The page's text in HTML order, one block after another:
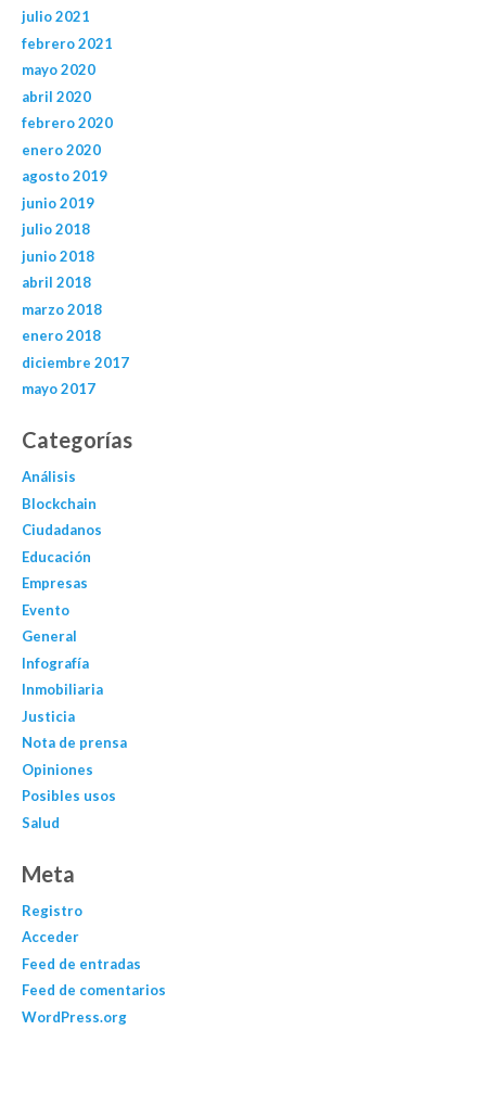
julio 2021
febrero 2021
mayo 2020
abril 2020
febrero 2020
enero 2020
agosto 2019
junio 2019
julio 2018
junio 2018
abril 2018
marzo 2018
enero 2018
diciembre 2017
mayo 2017
Categorías
Análisis
Blockchain
Ciudadanos
Educación
Empresas
Evento
General
Infografía
Inmobiliaria
Justicia
Nota de prensa
Opiniones
Posibles usos
Salud
Meta
Registro
Acceder
Feed de entradas
Feed de comentarios
WordPress.org